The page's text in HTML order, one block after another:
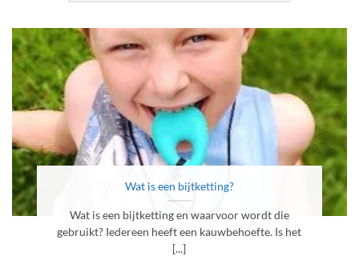
Wat is een bijtketting?
Wat is een bijtketting en waarvoor wordt die
gebruikt? Iedereen heeft een kauwbehoefte. Is het
[...]